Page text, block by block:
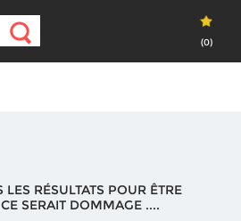
(0)
RÉSULTATS POUR ÊTRE
SERAIT DOMMAGE ....